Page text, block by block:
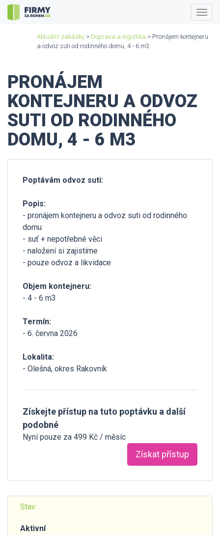
Aktuální zakázky > Doprava a logistika > Pronájem kontejneru
a odvoz suti od rodinného domu, 4 - 6 m3
PRONÁJEM
KONTEJNERU A ODVOZ
SUTI OD RODINNÉHO
DOMU, 4 - 6 M3
Poptávám odvoz suti:
Popis:
- pronájem kontejneru a odvoz suti od rodinného
domu
- suť + nepotřebné věci
- naložení si zajistíme
- pouze odvoz a likvidace
Objem kontejneru:
- 4 - 6 m3
Termín:
- 6. června 2026
Lokalita:
- Olešná, okres Rakovník
Získejte přístup na tuto poptávku a další
podobné
Nyní pouze za 499 Kč / měsíc
Získat přístup
Stav:
Aktivní